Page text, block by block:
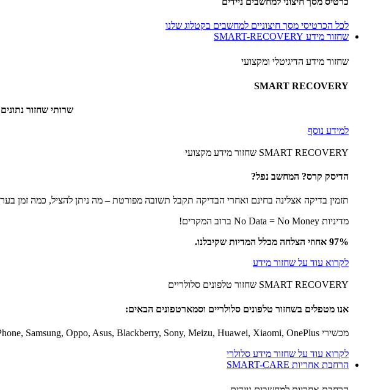
לכל הכרטיסי מסך חיצוניים למחשבים בקטלוג שלנו
שחזור מידע SMART-RECOVERY
שחזור מידע הדיגיטלי ומקצועי
SMART RECOVERY
שרותי שחזור
למידע נוסף
SMART RECOVERY שחזור מידע מקצועי
הדיסק קרס? המחשב נפל?
תזמין בדיקה אצלינה בחינם ואחרי הבדיקה תקבל תשובה מפורטת – מה ניתן להציל, כמה זמן
מדיניות No Data = No Money ברוב המקרים!
97% אחוזי הצלחה מכלל המדיות שקיבלנו.
לקרוא עוד על שחזור מידע
SMART RECOVERY שחזור טלפונים סלולריים
אנו מטפלים בשחזור טלפונים סלולריים וסמארטפונים הבאים:
מכשירי iPhone, Samsung, Oppo, Asus, Blackberry, Sony, Meizu, Huawei, Xiaomi, OnePlus ועוד. אנו מטפלים בכל סוגי מערכות ההפעלה כולל IOS, ANDROID וכן מערכות הפעלה נוספות.
לקרוא עוד על שחזור מידע סלולרי
הרחבת אחריות SMART-CARE